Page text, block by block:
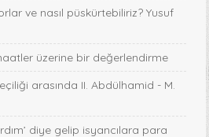
ve nasıl püskürtebiliriz? Yusuf
üzerine bir değerlendirme
arasında II. Abdülhamid - M.
diye gelip isyancılara para